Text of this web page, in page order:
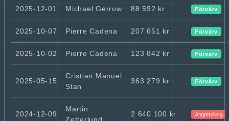
2025-12-01 Michael Gerrow 88 592 kr Förvärv
2025-10-07 Pierre Cadena 207 651 kr Förvärv
2025-10-02 Pierre Cadena 123 842 kr Förvärv
2025-05-15
Cristian Manuel
Stan
363 279 kr Förvärv
2024-12-09
Martin
2 640 100 kr Avyttring